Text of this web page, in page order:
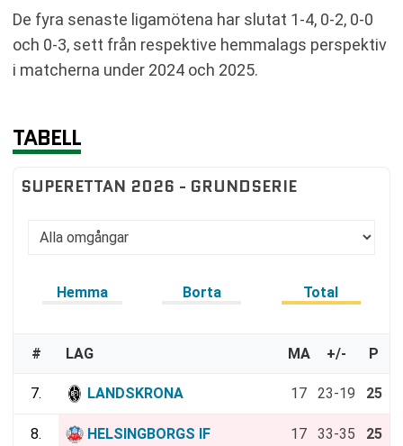
De fyra senaste ligamötena har slutat 1-4, 0-2, 0-0
och 0-3, sett från respektive hemmalags perspektiv
i matcherna under 2024 och 2025.
TABELL
SUPERETTAN 2026 - GRUNDSERIE
Hemma Borta Total
# LAG MA +/- P
7. LANDSKRONA 17 23-19 25
8. HELSINGBORGS IF 17 33-35 25